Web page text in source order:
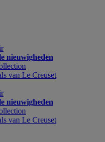
nieuwigheden
van Le Creuset
nieuwigheden
van Le Creuset